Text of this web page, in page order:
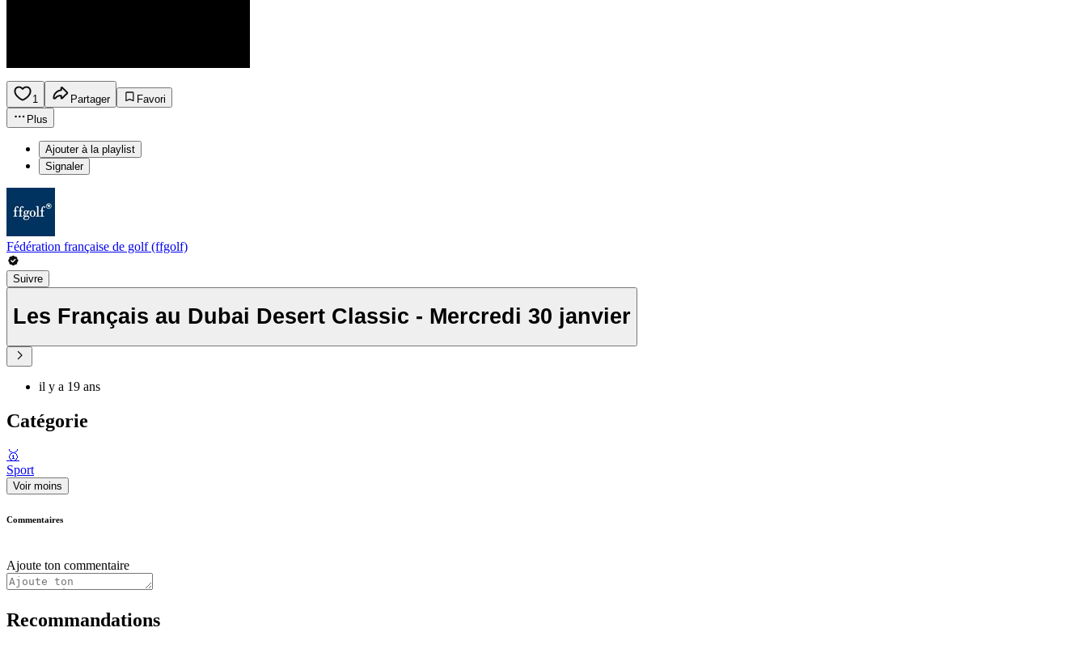
1 Partager
Favori
Plus
Ajouter à la playlist
Signaler
Fédération française de golf (ffgolf)
Suivre
Les Français au Dubai Desert Classic - Mercredi 30 janvier
il y a 19 ans
Catégorie
🥇
Sport
Voir moins
Commentaires
Ajoute ton commentaire
Recommandations